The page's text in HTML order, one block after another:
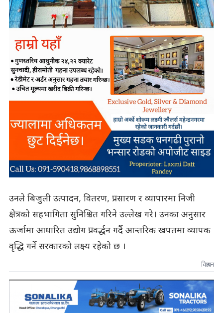
उनले बिजुली उत्पादन, वितरण, प्रसारण र व्यापारमा निजी
क्षेत्रको सहभागिता सुनिश्चित गरिने उल्लेख गरे। उनका अनुसार
ऊर्जामा आधारित उद्योग प्रवर्द्धन गर्दै आन्तरिक खपतमा व्यापक
वृद्धि गर्ने सरकारको लक्ष्य रहेको छ ।
विज्ञापन